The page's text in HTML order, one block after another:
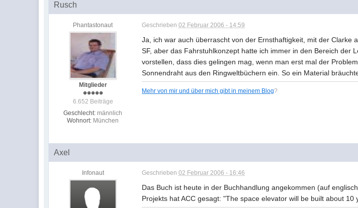
Rusch
Phantastonaut
Mitglieder
6.652 Beiträge
Geschlecht: männlich
Wohnort: München
Geschrieben02 Februar 2006 - 14:59
Ja, ich war auch überrascht von der Ernsthaftigkeit, mit der
SF, aber das Fahrstuhlkonzept hatte ich immer in den Bereich der
vorstellen, dass dies gelingen mag, wenn man erst mal der
Sonnendraht aus den Ringweltbüchern ein. So ein Material
Mehr von mir und über mich gibt in meinem Blog?
Axel
Infonaut Geschrieben02 Februar 2006 - 16:46
Das Buch ist heute in der Buchhandlung angekommen (auf
Projekts hat ACC gesagt: "The space elevator will be built about